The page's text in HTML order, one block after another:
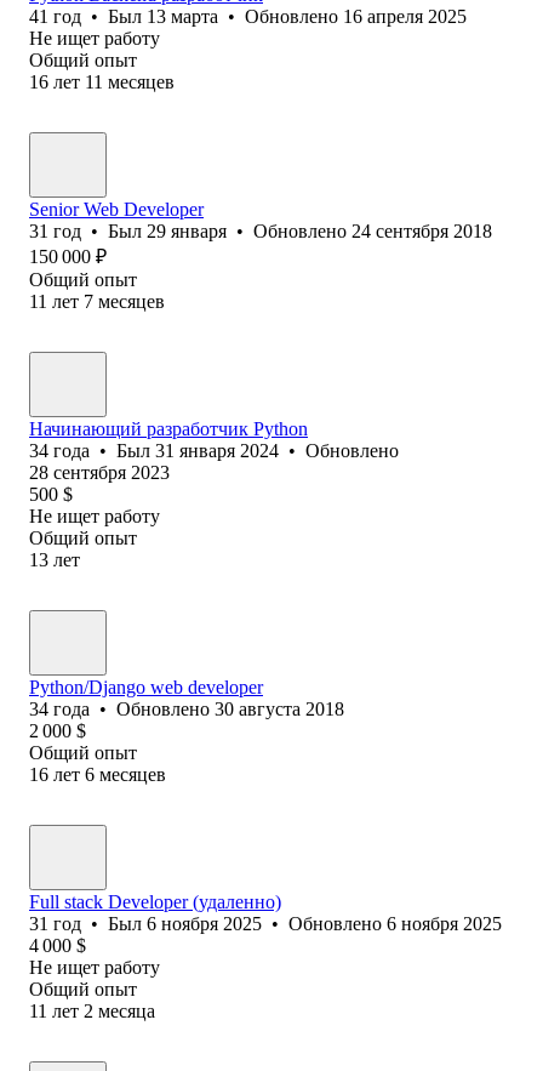
41 год • Был 13 марта • Обновлено 16 апреля 2025
Не ищет работу
Общий опыт
16 лет 11 месяцев
Senior Web Developer
31 год • Был 29 января • Обновлено 24 сентября 2018
150 000 ₽
Общий опыт
11 лет 7 месяцев
Начинающий разработчик Python
34 года • Был 31 января 2024 • Обновлено
28 сентября 2023
500 $
Не ищет работу
Общий опыт
13 лет
Python/Django web developer
34 года • Обновлено 30 августа 2018
2 000 $
Общий опыт
16 лет 6 месяцев
Full stack Developer (удаленно)
31 год • Был 6 ноября 2025 • Обновлено 6 ноября 2025
4 000 $
Не ищет работу
Общий опыт
11 лет 2 месяца